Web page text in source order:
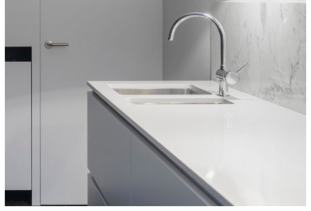
Integar Efficult